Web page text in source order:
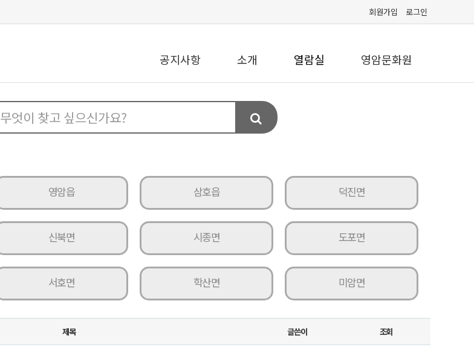
회원가입 로그인
공지사항 소개 열람실 영암문화원
영암읍 삼호읍 덕진면
신북면 시종면 도포면
서호면 학산면 미암면
제목 글쓴이 조회